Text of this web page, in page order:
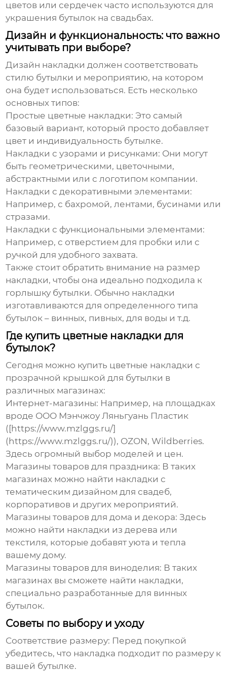
цветов или сердечек часто используются для
украшения бутылок на свадьбах.
Дизайн и функциональность: что важно
учитывать при выборе?
Дизайн накладки должен соответствовать
стилю бутылки и мероприятию, на котором
она будет использоваться. Есть несколько
основных типов:
Простые цветные накладки: Это самый
базовый вариант, который просто добавляет
цвет и индивидуальность бутылке.
Накладки с узорами и рисунками: Они могут
быть геометрическими, цветочными,
абстрактными или с логотипом компании.
Накладки с декоративными элементами:
Например, с бахромой, лентами, бусинами или
стразами.
Накладки с функциональными элементами:
Например, с отверстием для пробки или с
ручкой для удобного захвата.
Также стоит обратить внимание на размер
накладки, чтобы она идеально подходила к
горлышку бутылки. Обычно накладки
изготавливаются для определенного типа
бутылок – винных, пивных, для воды и т.д.
Где купить цветные накладки для
бутылок?
Сегодня можно купить цветные накладки с
прозрачной крышкой для бутылки в
различных магазинах:
Интернет-магазины: Например, на площадках
вроде ООО Мэнчжоу Ляньгуань Пластик
([https://www.mzlggs.ru/]
(https://www.mzlggs.ru/)), OZON, Wildberries.
Здесь огромный выбор моделей и цен.
Магазины товаров для праздника: В таких
магазинах можно найти накладки с
тематическим дизайном для свадеб,
корпоративов и других мероприятий.
Магазины товаров для дома и декора: Здесь
можно найти накладки из дерева или
текстиля, которые добавят уюта и тепла
вашему дому.
Магазины товаров для виноделия: В таких
магазинах вы сможете найти накладки,
специально разработанные для винных
бутылок.
Советы по выбору и уходу
Соответствие размеру: Перед покупкой
убедитесь, что накладка подходит по размеру к
вашей бутылке.